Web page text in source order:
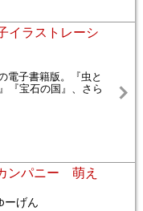
ラストレーシ
電子書籍版。『虫と
『宝石の国』、さら
ンパニー 萌え
ーげん